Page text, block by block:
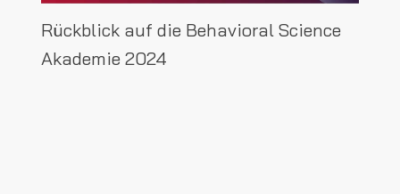
Rückblick auf die Behavioral Science
Akademie 2024